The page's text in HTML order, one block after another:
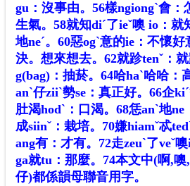
gu：沒事由。56樣ngiongˋ會：
生氣。58就知diˊ了ieˇ噢 io：
地neˊ。60惡ogˋ意的ie：不懷
決。想來想去。62就跈tenˇ：
g(bag)：抽菸。64哈haˋ哈哈：
anˋ仔ziiˋ勢se：真正好。66企
肚渴hodˋ：口渴。68恁anˋ地
成siinˇ：栽培。70嫌hiamˇ忒
ang有：才有。72走zeuˋ了veˇ
ga就tu：那麼。74本文中(啊,
仔)都係韻母聯音用字。